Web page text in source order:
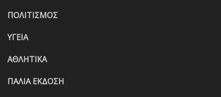
ΠΟΛΙΤΙΣΜΟΣ
ΥΓΕΙΑ
ΑΘΛΗΤΙΚΑ
ΠΑΛΙΑ ΕΚΔΟΣΗ